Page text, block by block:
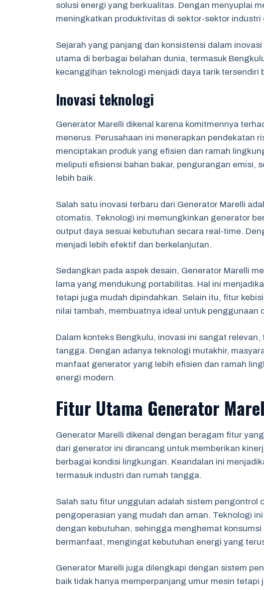
solusi energi yang berkualitas. Dengan menyuplai
meningkatkan produktivitas di sektor-sektor
Sejarah yang panjang dan konsistensi dalam
utama di berbagai belahan dunia, termasuk
kecanggihan teknologi menjadi daya tarik tersendiri
Inovasi teknologi
Generator Marelli dikenal karena komitmennya
menerus. Perusahaan ini menerapkan pendekatan
menciptakan produk yang efisien dan ramah
meliputi efisiensi bahan bakar, pengurangan emisi,
lebih baik.
Salah satu inovasi terbaru dari Generator Marelli
otomatis. Teknologi ini memungkinkan generator
output daya sesuai kebutuhan secara real-time.
menjadi lebih efektif dan berkelanjutan.
Sedangkan pada aspek desain, Generator Marelli
lama yang mendukung portabilitas. Hal ini
tetapi juga mudah dipindahkan. Selain itu, fitur
nilai tambah, membuatnya ideal untuk penggunaan
Dalam konteks Bengkulu, inovasi ini sangat
tangga. Dengan adanya teknologi mutakhir,
manfaat generator yang lebih efisien dan ramah
energi modern.
Fitur Utama Generator
Generator Marelli dikenal dengan beragam fitur
dari generator ini dirancang untuk memberikan
berbagai kondisi lingkungan. Keandalan ini
termasuk industri dan rumah tangga.
Salah satu fitur unggulan adalah sistem pengontrol
pengoperasian yang mudah dan aman. Teknologi
dengan kebutuhan, sehingga menghemat
bermanfaat, mengingat kebutuhan energi yang
Generator Marelli juga dilengkapi dengan sistem
baik tidak hanya memperpanjang umur mesin